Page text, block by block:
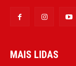
MAIS LIDAS